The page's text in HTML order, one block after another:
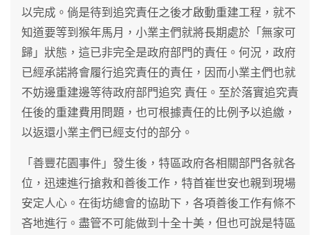
以完成。倘是待到追究責任之後才啟動重建工程，就不
知道要等到猴年馬月，小業主們就將長期處於「無家可
歸」狀態，這已非完全是政府部門的責任。何況，政府
已經承諾將會履行追究責任的責任，因而小業主們也就
不妨邊重建邊等待政府部門追究 責任。至於落實追究責
任後的重建費用問題，也可根據責任的比例予以追繳，
以返還小業主們已經支付的部分。
「善豐花園事件」發生後，特區政府各相關部門各就各
位，迅速進行搶救和善後工作，特首崔世安也親到現場
安定人心。在街坊總會的協助下，各項善後工作有條不
吝地進行。盡管不可能做到十全十美，但也可說是特區